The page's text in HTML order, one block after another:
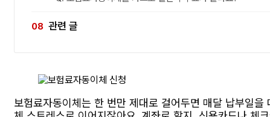
관련 글
보험료자동이체는 한 번만 제대로 걸어두면 매달 납부일